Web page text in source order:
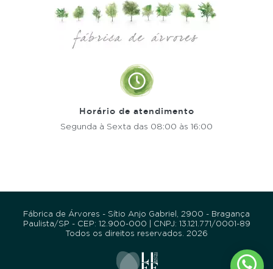
Horário de atendimento
Segunda à Sexta das 08:00 às 16:00
Fábrica de Árvores - Sítio Anjo Gabriel, 2900 - Bragança
Paulista/SP - CEP: 12.900-000 | CNPJ: 13.121.771/0001-89
Todos os direitos reservados. 2026